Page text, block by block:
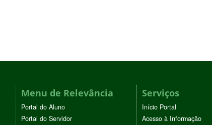
Menu de Relevância
Portal do Aluno
Portal do Servidor
Serviços
Início Portal
Acesso à Informação